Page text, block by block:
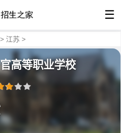
☰
> 江苏 >
高等职业学校